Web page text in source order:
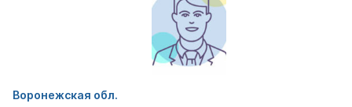
Воронежская обл.